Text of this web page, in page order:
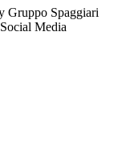
Gruppo Spaggiari
Media